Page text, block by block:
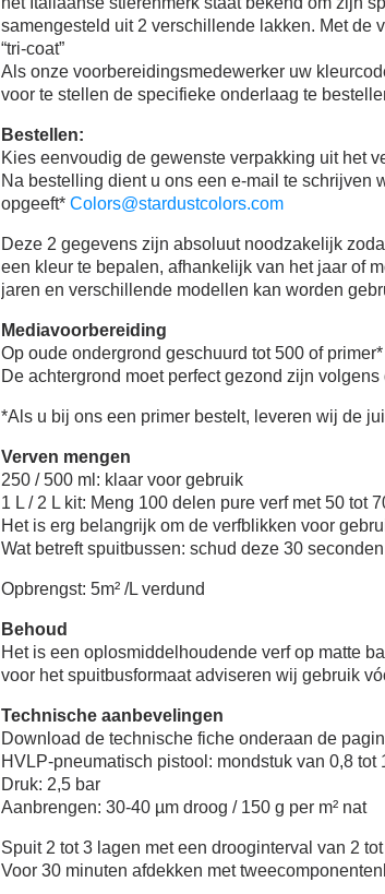
samengesteld uit 2 verschillende lakken. Met de
“tri-coat”
Als onze voorbereidingsmedewerker uw
voor te stellen de specifieke onderlaag te
Bestellen:
Kies eenvoudig de gewenste verpakking uit het
Na bestelling dient u ons een e-mail te schrijven
opgeeft*Colors@stardustcolors.com
Deze 2 gegevens zijn absoluut noodzakelijk
een ​​kleur te bepalen, afhankelijk van het jaar of
jaren en verschillende modellen kan worden
Mediavoorbereiding
Op oude ondergrond geschuurd tot 500 of
De achtergrond moet perfect gezond zijn
*Als u bij ons een primer bestelt, leveren wij de
Verven mengen
250 / 500 ml: klaar voor gebruik
1 L / 2 L kit: Meng 100 delen pure verf met 50 tot
Het is erg belangrijk om de verfblikken voor
Wat betreft spuitbussen: schud deze 30
Opbrengst: 5m² /L verdund
Behoud
Het is een oplosmiddelhoudende verf op matte
voor het spuitbusformaat adviseren wij gebruik
Technische aanbevelingen
Download de technische fiche onderaan de
HVLP-pneumatisch pistool: mondstuk van 0,8 tot
Druk: 2,5 bar
Aanbrengen: 30-40 µm droog / 150 g per m² nat
Spuit 2 tot 3 lagen met een drooginterval van 2
Voor 30 minuten afdekken met